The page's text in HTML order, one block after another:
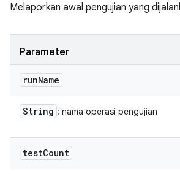
Melaporkan awal pengujian yang
Parameter
runName
String : nama operasi pengujian
testCount